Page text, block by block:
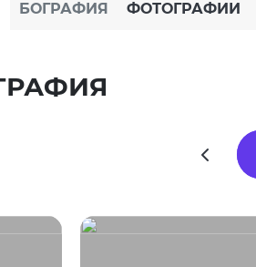
БОГРАФИЯ ФОТОГРАФИИ